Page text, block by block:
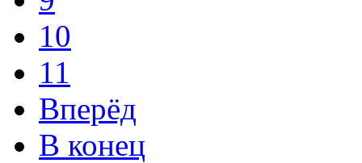
10
11
Вперёд
В конец